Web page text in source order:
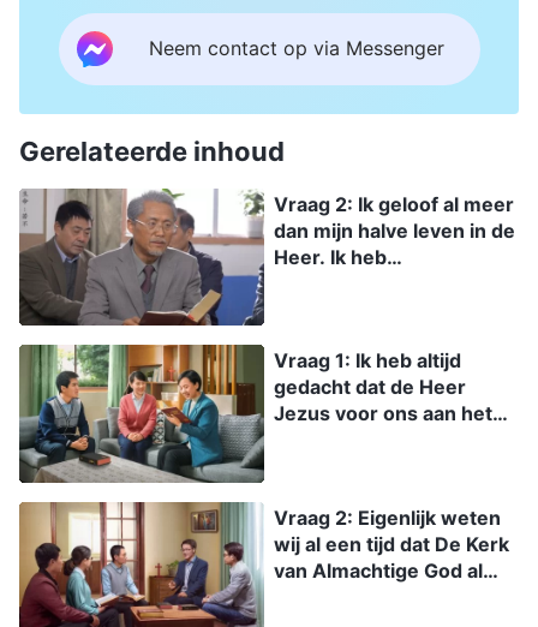
Neem contact op via Messenger
Gerelateerde inhoud
Vraag 2: Ik geloof al meer
dan mijn halve leven in de
Heer. Ik heb
naar Zijn tweede komst.
Als de Heer is gekomen,
waarom heb ik dan Zijn
erg door in de war
geraakt. Hoe verklaren
jullie dit?
Vraag 1: Ik heb altijd
gedacht dat de Heer
Jezus voor ons aan het
ze vergeven. Hoewel we
blijven zondigen en nog
gereinigd moeten
Vraag 2: Eigenlijk weten
wij al een tijd dat De Kerk
van Almachtige God al